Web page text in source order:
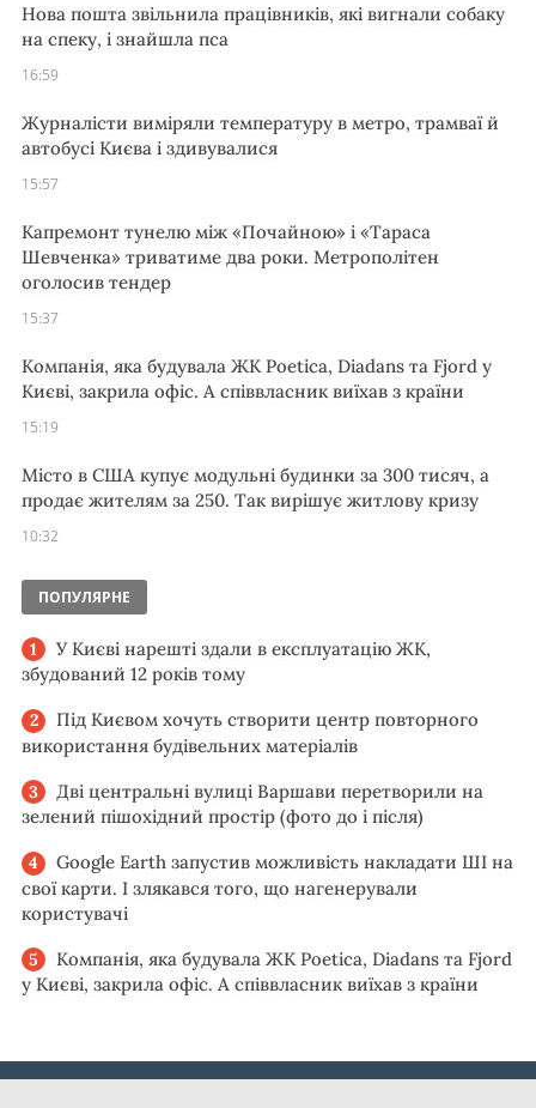
Нова пошта звільнила працівників, які вигнали собаку
на спеку, і знайшла пса
16:59
Журналісти виміряли температуру в метро, трамваї й
автобусі Києва і здивувалися
15:57
Капремонт тунелю між «Почайною» і «Тараса
Шевченка» триватиме два роки. Метрополітен
оголосив тендер
15:37
Компанія, яка будувала ЖК Poetica, Diadans та Fjord у
Києві, закрила офіс. А співвласник виїхав з країни
15:19
Місто в США купує модульні будинки за 300 тисяч, а
продає жителям за 250. Так вирішує житлову кризу
10:32
ПОПУЛЯРНЕ
У Києві нарешті здали в експлуатацію ЖК,
збудований 12 років тому
Під Києвом хочуть створити центр повторного
використання будівельних матеріалів
Дві центральні вулиці Варшави перетворили на
зелений пішохідний простір (фото до і після)
Google Earth запустив можливість накладати ШІ на
свої карти. І злякався того, що нагенерували
користувачі
Компанія, яка будувала ЖК Poetica, Diadans та Fjord
у Києві, закрила офіс. А співвласник виїхав з країни